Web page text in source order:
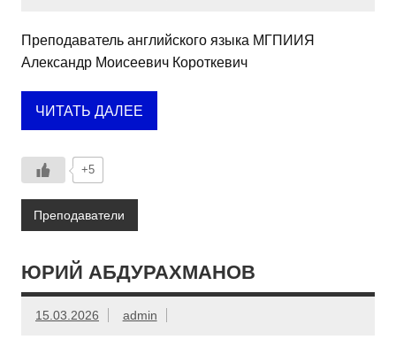
Преподаватель английского языка МГПИИЯ
Александр Моисеевич Короткевич
ЧИТАТЬ ДАЛЕЕ
+5
Преподаватели
ЮРИЙ АБДУРАХМАНОВ
15.03.2026 admin